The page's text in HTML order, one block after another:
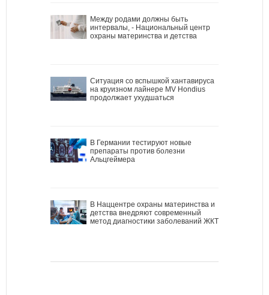
Между родами должны быть
интервалы, - Национальный центр
охраны материнства и детства
Ситуация со вспышкой хантавируса
на круизном лайнере MV Hondius
продолжает ухудшаться
В Германии тестируют новые
препараты против болезни
Альцгеймера
В Наццентре охраны материнства и
детства внедряют современный
метод диагностики заболеваний ЖКТ